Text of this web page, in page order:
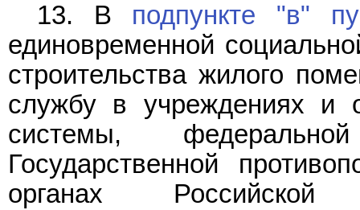
13. В подпункте "в"
единовременной
строительства жилого
службу в учреждениях и
системы,
Государственной
органах Российской